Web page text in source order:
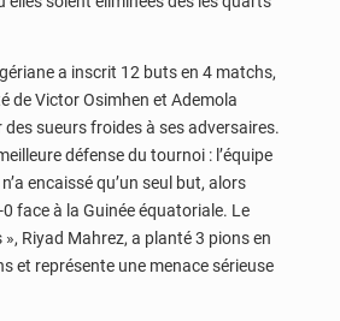
a inscrit 12 buts en 4 matchs,
de Victor Osimhen et Ademola
sueurs froides à ses adversaires.
défense du tournoi : l’équipe
encaissé qu’un seul but, alors
0 face à la Guinée équatoriale. Le
», Riyad Mahrez, a planté 3 pions en
et représente une menace sérieuse